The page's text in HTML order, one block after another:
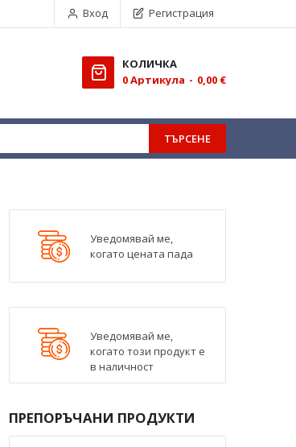
Вход Регистрация
КОЛИЧКА
0Aртикула 0,00 €
ТЪРСЕНЕ
Уведомявай ме,
когато цената пада
Уведомявай ме,
когато този продукт е
в наличност
ПРЕПОРЪЧАНИ ПРОДУКТИ